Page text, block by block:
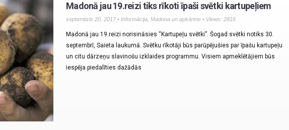
Madonā jau 19.reizi tiks rīkoti īpaši svētki kartupeļiem
septembris 20, 2017 • Informācija Madona un apkārtne • Views: 2816
Madonā jau 19.reizi norisināsies “Kartupeļu svētki”. Šogad svētki notiks 30.
septembrī, Saieta laukumā. Svētku rīkotāji būs parūpējušies par īpašu kartupeļu
un citu dārzeņu slavinošu izklaides programmu. Visiem apmeklētājiem būs
iespēja piedalīties dažādās